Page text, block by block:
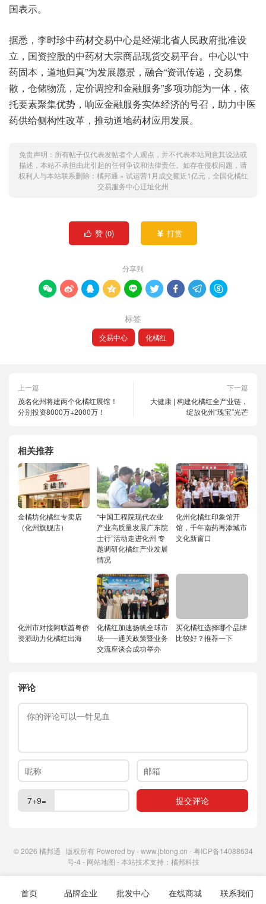
国表示。
据悉，李时珍中药材交易中心是经湖北省人民政府批准设
立，国资控股的中药材大宗商品现货交易平台。中心以“中
药固本，道地归真”为发展愿景，融合“资讯传递，交易集
散，仓储物流，定价调控和金融服务”多项功能为一体，依
托要素聚集优势，响应金融服务实体经济的号召，助力中医
药供给侧构性改革，推动道地药材应用发展。
免责声明：所有帖子仅代表发帖者个人观点，并不代表本站同意其说法或
描述，本站不承担由此引起的任何争议和法律责任。如存在侵权问题，请
权利人与本站联系删除： 橘邦通 » 试运营1月成交额近1亿元，全国化橘红
交易服务中心迀址化州
 赞 (0)  打赏
分享到
        
标签
交易中心 化橘红
上一篇
茂名化州将建两个化橘红展馆！
分别投资8000万+2000万！
下一篇
大健康 | 构建化橘红全产业链，
绽放化州“瑰宝”光芒
相关推荐
金橘坊化橘红专卖店
（化州旗舰店）
“中国工程院现代农业
产业高质量发展广东院
士行”活动走进化州 专
题调研化橘红产业发展
情况
化州化橘红印象馆开
馆，千年南药再添城市
文化新窗口
化州市对接阿联酋粤侨
资源助力化橘红出海
化橘红加速扬帆全球市
场——通关政策暨业务
交流座谈会成功举办
买化橘红选择哪个品牌
比较好？推荐一下
评论
7+9=
© 2026 橘邦通 版权所有 Powered by -www.jbtong.cn -粤ICP备14088634
号-4 - 网站地图 - 本站技术支持： 橘邦科技
首页 品牌企业 批发中心 在线商城 联系我们